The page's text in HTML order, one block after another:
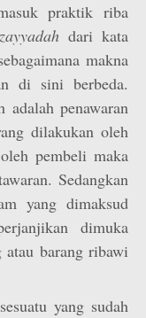
praktik riba
dari kata
makna
di sini berbeda.
adalah penawaran
dilakukan oleh
pembeli maka
Sedangkan
yang dimaksud
dimuka
barang ribawi
yang sudah